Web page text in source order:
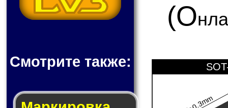
Смотрите также:
(О